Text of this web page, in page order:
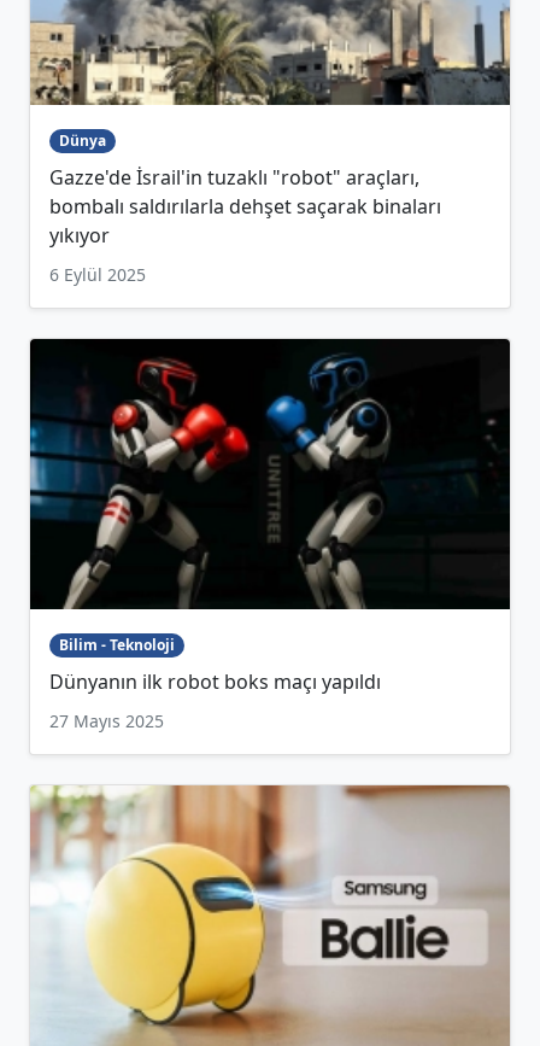
Dünya
Gazze'de İsrail'in tuzaklı "robot" araçları,
bombalı saldırılarla dehşet saçarak binaları
yıkıyor
6 Eylül 2025
Bilim - Teknoloji
Dünyanın ilk robot boks maçı yapıldı
27 Mayıs 2025